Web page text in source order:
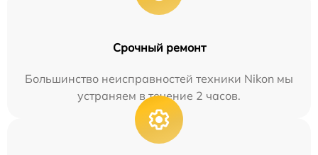
Срочный ремонт
Большинство неисправностей техники Nikon мы
устраняем в течение 2 часов.